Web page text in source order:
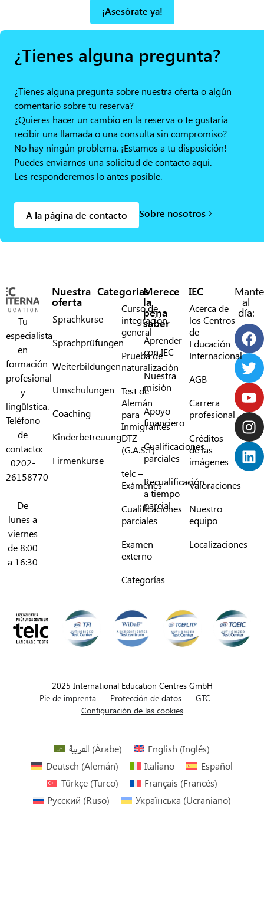
¡Asesórate ya!
¿Tienes alguna pregunta?
¿Tienes alguna pregunta sobre nuestra oferta o algún
comentario sobre tu reserva?
¿Quieres hacer un cambio en la reserva o te gustaría
recibir una llamada o una consulta sin compromiso?
No hay ningún problema. ¡Estamos a tu disposición!
Puedes enviarnos una solicitud de contacto aquí.
Les responderemos lo antes posible.
A la página de contacto Sobre nosotros
Tu
especialista
en
formación
profesional
y
lingüística.
Teléfono
de
contacto:
0202-
26158770
De
lunes a
viernes
de 8:00
a 16:30
Nuestra
oferta
Sprachkurse
Sprachprüfungen
Weiterbildungen
Umschulungen
Coaching
Kinderbetreuung
Firmenkurse
Categorías
Curso de
integración
general
Prueba de
naturalización
Test de
Alemán
para
Inmigrantes
DTZ
(G.A.S.T)
telc –
Exámenes
Cualificaciones
parciales
Examen
externo
Categorías
Merece
la
pena
saber
Aprender
con IEC
Nuestra
misión
Apoyo
financiero
Cualificaciones
parciales
Recualificación
a tiempo
parcial
IEC
Acerca de
los Centros
de
Educación
Internacional
AGB
Carrera
profesional
Créditos
de las
imágenes
Valoraciones
Nuestro
equipo
Localizaciones
al
día:
2025 International Education Centres GmbH
Pie de imprenta
Protección de datos
GTC
Configuración de las cookies
العربية (Árabe) English (Inglés)
Deutsch (Alemán) Italiano
Español
Türkçe(Turco) Français (Francés)
Русский (Ruso) Українська (Ucraniano)